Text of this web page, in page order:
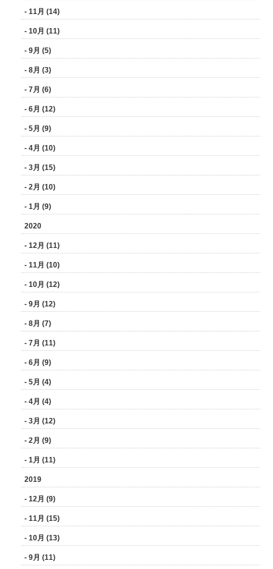
- 11月 (14)
- 10月 (11)
- 9月 (5)
- 8月 (3)
- 7月 (6)
- 6月 (12)
- 5月 (9)
- 4月 (10)
- 3月 (15)
- 2月 (10)
- 1月 (9)
2020
- 12月 (11)
- 11月 (10)
- 10月 (12)
- 9月 (12)
- 8月 (7)
- 7月 (11)
- 6月 (9)
- 5月 (4)
- 4月 (4)
- 3月 (12)
- 2月 (9)
- 1月 (11)
2019
- 12月 (9)
- 11月 (15)
- 10月 (13)
- 9月 (11)